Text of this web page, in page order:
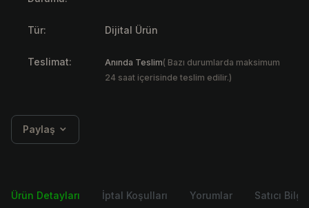
Tür: Dijital Ürün
Teslimat: Anında Teslim( Bazı durumlarda maksimum
24 saat içerisinde teslim edilir.)
Paylaş
Ürün Detayları İptal Koşulları Yorumlar Satıcı